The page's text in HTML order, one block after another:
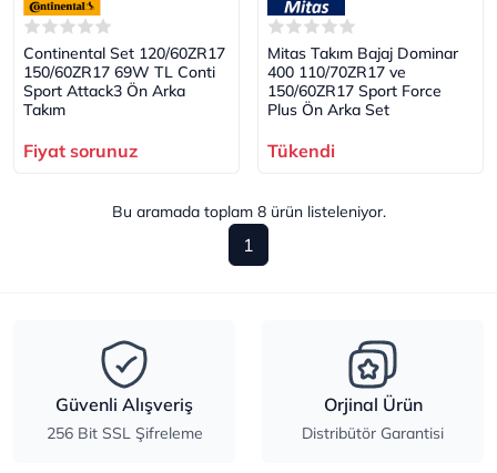
Continental Set 120/60ZR17
150/60ZR17 69W TL Conti
Sport Attack3 Ön Arka
Takım
Fiyat sorunuz
Mitas Takım Bajaj Dominar
400 110/70ZR17 ve
150/60ZR17 Sport Force
Plus Ön Arka Set
Tükendi
Bu aramada toplam 8ürün listeleniyor.
1
Güvenli Alışveriş
256 Bit SSL Şifreleme
Orjinal Ürün
Distribütör Garantisi